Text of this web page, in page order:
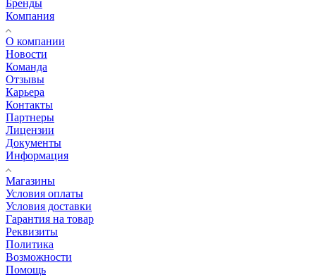
Бренды
Компания
О компании
Новости
Команда
Отзывы
Карьера
Контакты
Партнеры
Лицензии
Документы
Информация
Магазины
Условия оплаты
Условия доставки
Гарантия на товар
Реквизиты
Политика
Возможности
Помощь